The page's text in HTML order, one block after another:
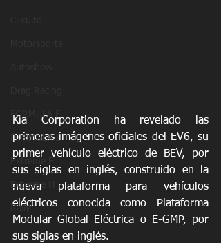
FORMULA E
FORMULA 1
Extreme E
Extreme H
Rally
Kia Corporation ha revelado las
primeras imágenes oficiales del EV6, su
primer vehículo eléctrico de BEV, por
sus siglas en inglés, construido en la
nueva plataforma para vehículos
eléctricos conocida como Plataforma
Modular Global Eléctrica o E-GMP, por
sus siglas en inglés.